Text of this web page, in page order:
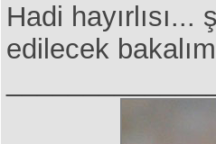
Hadi
edilecek